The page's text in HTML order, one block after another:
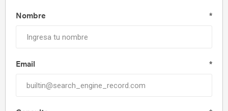
Nombre *
Email *